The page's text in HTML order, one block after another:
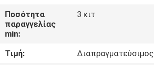
ΠΟΙΟΤΙΚΌΣ
Ποσότητα
παραγγελίας
min:
3 κιτ
Τιμή:
Διαπραγματεύσιμος